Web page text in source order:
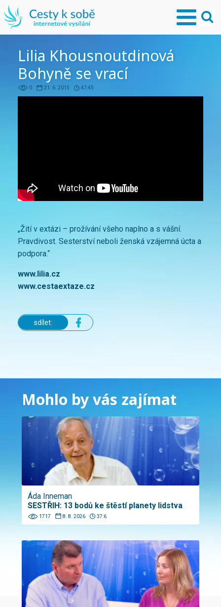
Lilia Khousnoutdinová
Bohyně se vrací
0 21. 6. 2015 47:45
„Žití v extázi – prožívání všeho naplno a s vášní.
Pravdivost. Sesterství neboli ženská vzájemná úcta a
podpora.“
www.lilia.cz
www.cestaextaze.cz
sdílet:
Mohlo by vás zajímat
Áda Inneman
SESTŘIH: 13 bodů ke štěstí planety lidstva
1717 8. 8. 2026 37:6